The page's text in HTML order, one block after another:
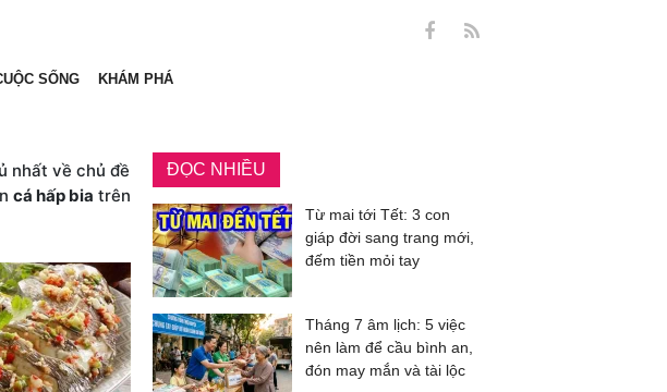
SỐNG KHÁM PHÁ
nhất về chủ đề
cá hấp bia trên
ĐỌC NHIỀU
Từ mai tới Tết: 3 con
giáp đời sang trang mới,
đếm tiền mỏi tay
Tháng 7 âm lịch: 5 việc
nên làm để cầu bình an,
đón may mắn và tài lộc